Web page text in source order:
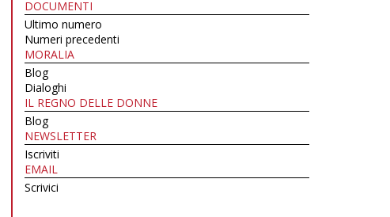
DOCUMENTI
Ultimo numero
Numeri precedenti
MORALIA
Blog
Dialoghi
IL REGNO DELLE DONNE
Blog
NEWSLETTER
Iscriviti
EMAIL
Scrivici